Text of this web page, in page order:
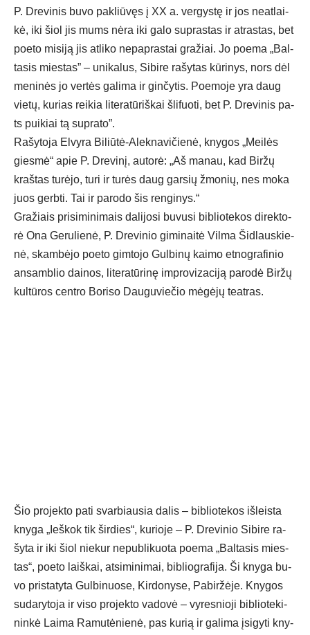
P. Dre­vi­nis bu­vo pa­kliū­vęs į XX a. ver­gys­tę ir jos neat­lai­
kė, iki šiol jis mums nė­ra iki ga­lo su­pras­tas ir at­ras­tas, bet
poe­to mi­si­ją jis at­li­ko ne­pap­ras­tai gra­žiai. Jo poe­ma „Bal­
ta­sis mies­tas” – uni­ka­lus, Si­bi­re ra­šy­tas kū­ri­nys, nors dėl
me­ni­nės jo ver­tės ga­li­ma ir gin­čy­tis. Poe­mo­je yra daug
vie­tų, ku­rias rei­kia li­te­ra­tū­riš­kai šli­fuo­ti, bet P. Dre­vi­nis pa­
ts pui­kiai tą su­pra­to”.
Ra­šy­to­ja El­vy­ra Bi­liū­tė-Alek­na­vi­čie­nė, kny­gos „Mei­lės
gies­mė“ apie P. Dre­vi­nį, au­to­rė: „Aš ma­nau, kad Bir­žų
kraš­tas tu­rė­jo, tu­ri ir tu­rės daug gar­sių žmo­nių, nes mo­ka
juos gerb­ti. Tai ir pa­ro­do šis ren­gi­nys.“
Gra­žiais pri­si­mi­ni­mais da­li­jo­si bu­vu­si bib­lio­te­kos di­rek­to­
rė Ona Ge­ru­lie­nė, P. Dre­vi­nio gi­mi­nai­tė Vil­ma Šid­laus­kie­
nė, skam­bė­jo poe­to gim­to­jo Gul­bi­nų kai­mo et­nog­ra­fi­nio
an­samb­lio dai­nos, li­te­ra­tū­ri­nę imp­ro­vi­za­ci­ją pa­ro­dė Bir­žų
kul­tū­ros cent­ro Bo­ri­so Dau­gu­vie­čio mė­gė­jų teat­ras.
Šio pro­jek­to pa­ti svar­biau­sia da­lis – bib­lio­te­kos iš­leis­ta
kny­ga „Ieš­kok tik šir­dies“, ku­rio­je – P. Dre­vi­nio Si­bi­re ra­
šy­ta ir iki šiol nie­kur ne­pub­li­kuo­ta poe­ma „Bal­ta­sis mies­
tas“, poe­to laiš­kai, at­si­mi­ni­mai, bib­liog­ra­fi­ja. Ši kny­ga bu­
vo pri­sta­ty­ta Gul­bi­nuo­se, Kir­do­ny­se, Pa­bir­žė­je. Kny­gos
su­da­ry­to­ja ir vi­so pro­jek­to va­do­vė – vy­res­nio­ji bib­lio­te­ki­
nin­kė Lai­ma Ra­mu­tė­nie­nė, pas ku­rią ir ga­li­ma įsi­gy­ti kny­